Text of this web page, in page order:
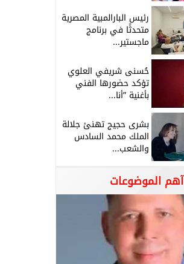
رئيس البارالمبية المصرية
متحدثًا في برنامج
ماجستير...
حُسنى شريفي العلوي
تؤكد حضورها الفني
بأغنية ”أنا...
بشرى حجيج تهنئ جلالة
الملك محمد السادس
والشعب...
آهم الموضوعات